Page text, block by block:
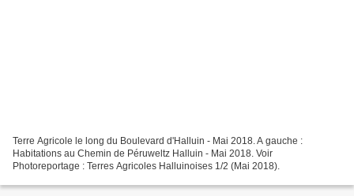
Terre Agricole le long du Boulevard d'Halluin - Mai 2018. A gauche :
Habitations au Chemin de Péruweltz Halluin - Mai 2018. Voir
Photoreportage : Terres Agricoles Halluinoises 1/2 (Mai 2018).